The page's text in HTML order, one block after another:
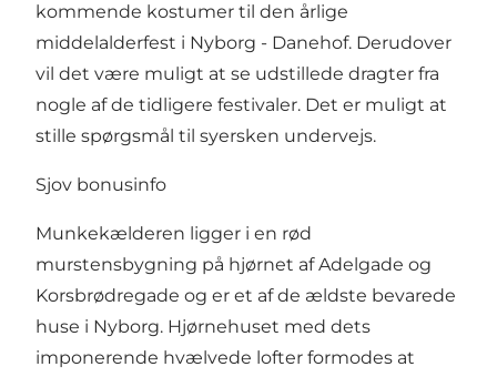
kommende kostumer til den årlige
middelalderfest i Nyborg - Danehof. Derudover
vil det være muligt at se udstillede dragter fra
nogle af de tidligere festivaler. Det er muligt at
stille spørgsmål til syersken undervejs.
Sjov bonusinfo
Munkekælderen ligger i en rød
murstensbygning på hjørnet af Adelgade og
Korsbrødregade og er et af de ældste bevarede
huse i Nyborg. Hjørnehuset med dets
imponerende hvælvede lofter formodes at